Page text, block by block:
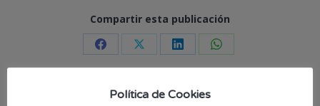
Compartir esta publicación
Share
Facebook
Share
X
Share
LinkedIn
Share
Política de Cookies